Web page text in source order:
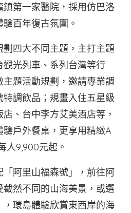
第一家醫院，採用仿巴洛
百年復古氛圍。
四大不同主題，主打主題
光列車、系列台灣等行
題活動規劃，邀請專業調
調飲品；規畫入住五星級
、台中李方艾美酒店等，
戶外餐桌，更享用精緻A
人9,900元起。
阿里山福森號」，前往阿
然不同的山海美景，或選
環島體驗欣賞東西岸的海